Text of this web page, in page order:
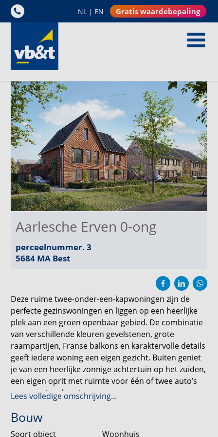
NL | EN Gratis waardebepaling
Aarlesche Erven 0-ong
perceelnummer. 3
5684 MA Best
Deze ruime twee-onder-een-kapwoningen zijn de
perfecte gezinswoningen en liggen op een heerlijke
plek aan een groen openbaar gebied. De combinatie
van verschillende kleuren gevelstenen, grote
raampartijen, Franse balkons en karaktervolle details
geeft iedere woning een eigen gezicht. Buiten geniet
je van een heerlijke zonnige achtertuin op het zuiden,
een eigen oprit met ruimte voor één of twee auto’s
en een ruime berging.
Binnen draait alles om comfortabel samenleven. Met
Lees volledige omschrijving...
Bouw
Soort object
Woonhuis